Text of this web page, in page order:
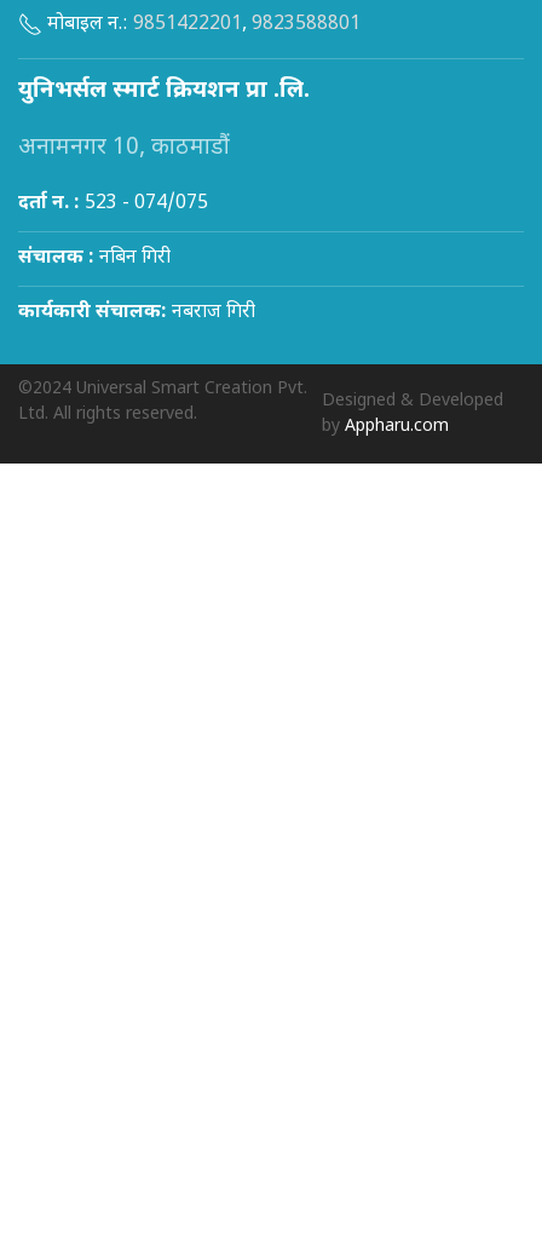
मोबाइल न.: 9851422201, 9823588801
युनिभर्सल स्मार्ट क्रियशन प्रा .लि.
अनामनगर 10, काठमाडौं
दर्ता न. : 523 - 074/075
संचालक : नबिन गिरी
कार्यकारी संचालक: नबराज गिरी
©2024 Universal Smart Creation Pvt.
Ltd. All rights reserved.
Designed & Developed
byAppharu.com